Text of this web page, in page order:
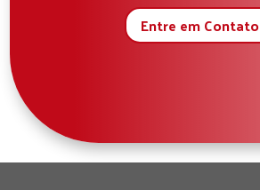
Entre em Contato